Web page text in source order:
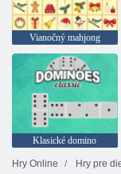
Vianočný mahjong
Klasické domino
Hry Online
Hry pre